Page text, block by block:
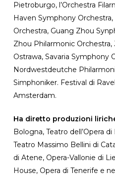
Pietroburgo, l’Orchestra
Haven Symphony
Orchestra, Guang Zhou
Zhou Philarmonic Orchestra,
Ostrawa, Savaria Symphony
Nordwestdeutche
Simphoniker. Festival di
Amsterdam.
Ha diretto produzioni
Bologna, Teatro dell’Opera
Teatro Massimo Bellini di
di Atene, Opera-Vallonie di
House, Opera di Tenerife e